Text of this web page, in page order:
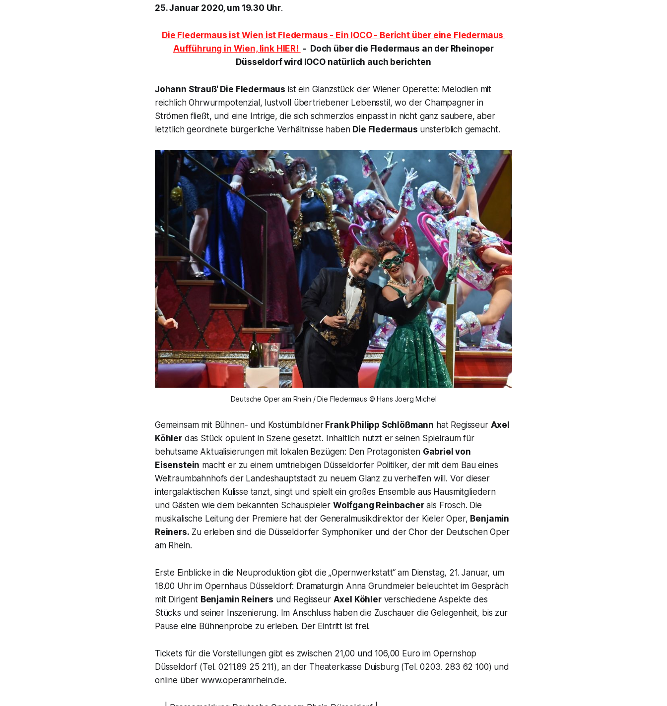
25. Januar 2020, um 19.30 Uhr.
Die Fledermaus ist Wien ist Fledermaus - Ein IOCO - Bericht über eine Fledermaus
Aufführung in Wien, link HIER! - Doch über die Fledermaus an der Rheinoper
Düsseldorf wird IOCOnatürlich auch berichten
Johann Strauß‘Die Fledermaus ist ein Glanzstück der Wiener Operette: Melodien mit
reichlich Ohrwurmpotenzial, lustvoll übertriebener Lebensstil, wo der Champagner in
Strömen fließt, und eine Intrige, die sich schmerzlos einpasst in nicht ganz saubere, aber
letztlich geordnete bürgerliche Verhältnisse haben Die Fledermaus unsterblich gemacht.
Deutsche Oper am Rhein / Die Fledermaus © Hans Joerg Michel
Gemeinsam mit Bühnen- und KostümbildnerFrank Philipp Schlößmann hat Regisseur Axel
Köhlerdas Stück opulent in Szene gesetzt. Inhaltlich nutzt er seinen Spielraum für
behutsame Aktualisierungen mit lokalen Bezügen: Den Protagonisten Gabriel von
Eisenstein macht er zu einem umtriebigen Düsseldorfer Politiker, der mit dem Bau eines
Weltraumbahnhofs der Landeshauptstadt zu neuem Glanz zu verhelfen will. Vor dieser
intergalaktischen Kulisse tanzt, singt und spielt ein großes Ensemble aus Hausmitgliedern
und Gästen wie dem bekannten Schauspieler Wolfgang Reinbacherals Frosch. Die
musikalische Leitung der Premiere hat der Generalmusikdirektor der Kieler Oper, Benjamin
Reiners. Zu erleben sind die Düsseldorfer Symphoniker und der Chor der Deutschen Oper
am Rhein.
Erste Einblicke in die Neuproduktion gibt die „Opernwerkstatt“ am Dienstag, 21. Januar, um
18.00 Uhr im Opernhaus Düsseldorf: Dramaturgin Anna Grundmeier beleuchtet im Gespräch
mit Dirigent Benjamin Reiners und Regisseur Axel Köhlerverschiedene Aspekte des
Stücks und seiner Inszenierung. Im Anschluss haben die Zuschauer die Gelegenheit, bis zur
Pause eine Bühnenprobe zu erleben. Der Eintritt ist frei.
Tickets für die Vorstellungen gibt es zwischen 21,00 und 106,00 Euro im Opernshop
Düsseldorf (Tel. 0211.89 25 211), an der Theaterkasse Duisburg (Tel. 0203. 283 62 100) und
online über www.operamrhein.de.